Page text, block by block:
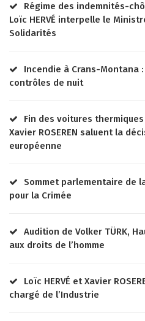
Régime des indemnités-
Loïc HERVÉ interpelle le
Solidarités
Incendie à Crans-Montana :
contrôles de nuit
Fin des voitures thermiques
Xavier ROSEREN saluent la
européenne
Sommet parlementaire de
pour la Crimée
Audition de Volker TÜRK,
aux droits de l’homme
Loïc HERVÉ et Xavier
chargé de l’Industrie